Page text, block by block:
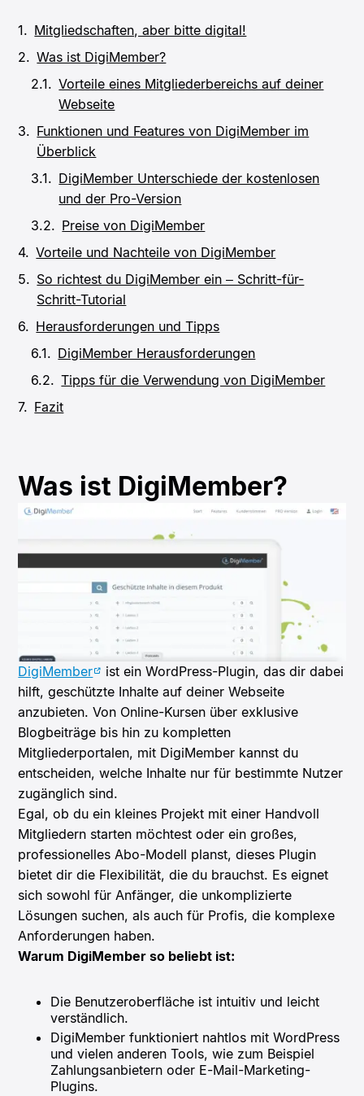
Mitgliedschaften, aber bitte digital!
Was ist DigiMember?
Vorteile eines Mitgliederbereichs auf deiner
Webseite
Funktionen und Features von DigiMember im
Überblick
DigiMember Unterschiede der kostenlosen
und der Pro-Version
Preise von DigiMember
Vorteile und Nachteile von DigiMember
So richtest du DigiMember ein – Schritt-für-
Schritt-Tutorial
Herausforderungen und Tipps
DigiMember Herausforderungen
Tipps für die Verwendung von DigiMember
Fazit
Was ist DigiMember?
DigiMember
ist ein WordPress-Plugin, das dir dabei
hilft, geschützte Inhalte auf deiner Webseite
anzubieten. Von Online-Kursen über exklusive
Blogbeiträge bis hin zu kompletten
Mitgliederportalen, mit DigiMember kannst du
entscheiden, welche Inhalte nur für bestimmte Nutzer
zugänglich sind.
Egal, ob du ein kleines Projekt mit einer Handvoll
Mitgliedern starten möchtest oder ein großes,
professionelles Abo-Modell planst, dieses Plugin
bietet dir die Flexibilität, die du brauchst. Es eignet
sich sowohl für Anfänger, die unkomplizierte
Lösungen suchen, als auch für Profis, die komplexe
Anforderungen haben.
Warum DigiMember so beliebt ist:
Die Benutzeroberfläche ist intuitiv und leicht
verständlich.
DigiMember funktioniert nahtlos mit WordPress
und vielen anderen Tools, wie zum Beispiel
Zahlungsanbietern oder E-Mail-Marketing-
Plugins.